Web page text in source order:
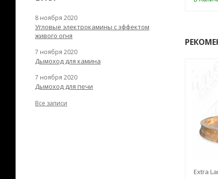
Extra
8 ноября 2020
Угловые электрокамины с эффектом
живого огня
7 ноября 2020
Дымоход для камина
7 ноября 2020
Дымоход для печи
Все записи